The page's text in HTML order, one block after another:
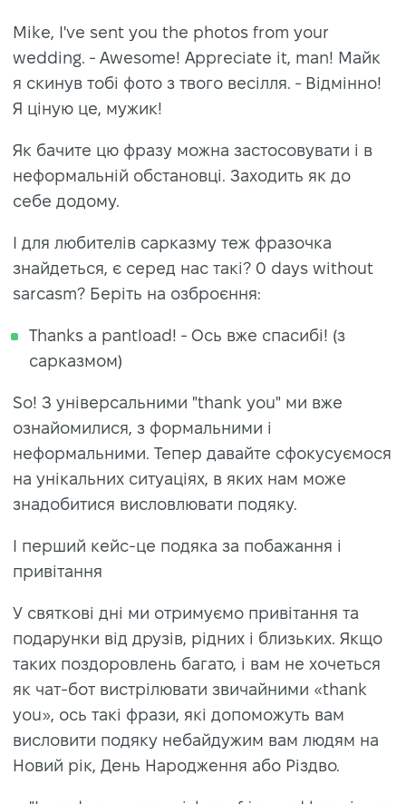
Mike, I've sent you the photos from your
wedding. - Awesome! Appreciate it, man! Майк
я скинув тобі фото з твого весілля. - Відмінно!
Я ціную це, мужик!
Як бачите цю фразу можна застосовувати і в
неформальній обстановці. Заходить як до
себе додому.
І для любителів сарказму теж фразочка
знайдеться, є серед нас такі? 0 days without
sarcasm? Беріть на озброєння:
Thanks a pantload! - Ось вже спасибі! (з
сарказмом)
So! З універсальними "thank you" ми вже
ознайомилися, з формальними і
неформальними. Тепер давайте сфокусуємося
на унікальних ситуаціях, в яких нам може
знадобитися висловлювати подяку.
І перший кейс-це подяка за побажання і
привітання
У святкові дні ми отримуємо привітання та
подарунки від друзів, рідних і близьких. Якщо
таких поздоровлень багато, і вам не хочеться
як чат-бот вистрілювати звичайними «thank
you», ось такі фрази, які допоможуть вам
висловити подяку небайдужим вам людям на
Новий рік, День Народження або Різдво.